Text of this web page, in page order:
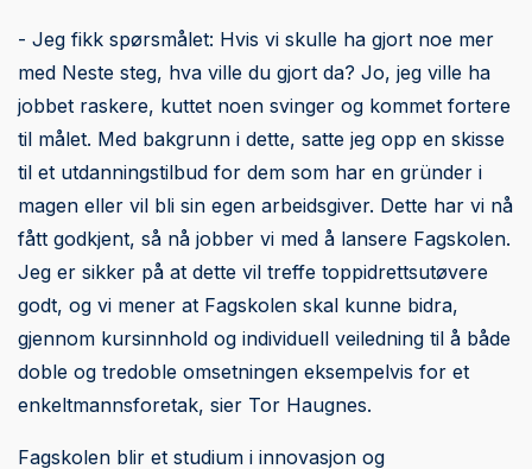
- Jeg fikk spørsmålet: Hvis vi skulle ha gjort noe mer
med Neste steg, hva ville du gjort da? Jo, jeg ville ha
jobbet raskere, kuttet noen svinger og kommet fortere
til målet. Med bakgrunn i dette, satte jeg opp en skisse
til et utdanningstilbud for dem som har en gründer i
magen eller vil bli sin egen arbeidsgiver. Dette har vi nå
fått godkjent, så nå jobber vi med å lansere Fagskolen.
Jeg er sikker på at dette vil treffe toppidrettsutøvere
godt, og vi mener at Fagskolen skal kunne bidra,
gjennom kursinnhold og individuell veiledning til å både
doble og tredoble omsetningen eksempelvis for et
enkeltmannsforetak, sier Tor Haugnes.
Fagskolen blir et studium i innovasjon og